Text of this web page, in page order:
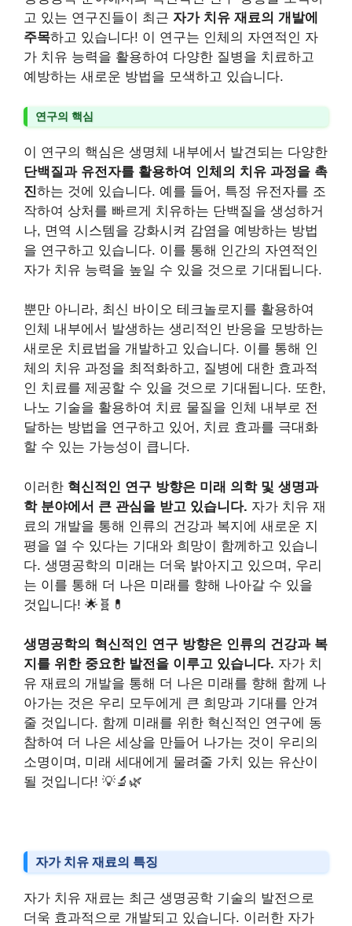
고 있는 연구진들이 최근 자가 치유 재료의 개발에
주목하고 있습니다! 이 연구는 인체의 자연적인 자
가 치유 능력을 활용하여 다양한 질병을 치료하고
예방하는 새로운 방법을 모색하고 있습니다.
연구의 핵심
이 연구의 핵심은 생명체 내부에서 발견되는 다양한
단백질과 유전자를 활용하여 인체의 치유 과정을 촉
진하는 것에 있습니다. 예를 들어, 특정 유전자를 조
작하여 상처를 빠르게 치유하는 단백질을 생성하거
나, 면역 시스템을 강화시켜 감염을 예방하는 방법
을 연구하고 있습니다. 이를 통해 인간의 자연적인
자가 치유 능력을 높일 수 있을 것으로 기대됩니다.
뿐만 아니라, 최신 바이오 테크놀로지를 활용하여
인체 내부에서 발생하는 생리적인 반응을 모방하는
새로운 치료법을 개발하고 있습니다. 이를 통해 인
체의 치유 과정을 최적화하고, 질병에 대한 효과적
인 치료를 제공할 수 있을 것으로 기대됩니다. 또한,
나노 기술을 활용하여 치료 물질을 인체 내부로 전
달하는 방법을 연구하고 있어, 치료 효과를 극대화
할 수 있는 가능성이 큽니다.
이러한 혁신적인 연구 방향은 미래 의학 및 생명과
학 분야에서 큰 관심을 받고 있습니다. 자가 치유 재
료의 개발을 통해 인류의 건강과 복지에 새로운 지
평을 열 수 있다는 기대와 희망이 함께하고 있습니
다. 생명공학의 미래는 더욱 밝아지고 있으며, 우리
는 이를 통해 더 나은 미래를 향해 나아갈 수 있을
것입니다! 🌟🧬💊
생명공학의 혁신적인 연구 방향은 인류의 건강과 복
지를 위한 중요한 발전을 이루고 있습니다. 자가 치
유 재료의 개발을 통해 더 나은 미래를 향해 함께 나
아가는 것은 우리 모두에게 큰 희망과 기대를 안겨
줄 것입니다. 함께 미래를 위한 혁신적인 연구에 동
참하여 더 나은 세상을 만들어 나가는 것이 우리의
소명이며, 미래 세대에게 물려줄 가치 있는 유산이
될 것입니다! 💡🔬🌿
자가 치유 재료의 특징
자가 치유 재료는 최근 생명공학 기술의 발전으로
더욱 효과적으로 개발되고 있습니다. 이러한 자가